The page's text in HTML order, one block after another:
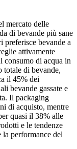
mercato delle
di bevande più sane
bevande a
attivamente
consumo di acqua in
totale di bevande,
il 45% dei
bevande gassate e
Il packaging
di acquisto, mentre
quasi il 38% alle
e le tendenze
performance del